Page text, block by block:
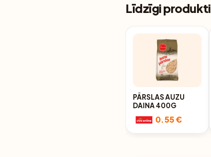
Līdzīgi produkti
PĀRSLAS AUZU
DAINA 400G
0.55 €